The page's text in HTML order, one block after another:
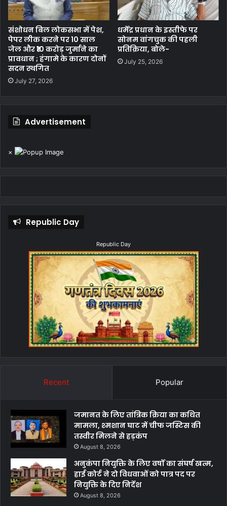
संशोधन बिल लोकसभा में पेश,
पेपर लीक करने पर 10 साल
जेल और ₹10 करोड़ जुर्माने का
प्रावधान ; हंगामे के कारण दोनों
सदन स्थगित
July 27, 2026
धर्मेंद्र प्रधान के इस्तीफे पर
सोनम वांगचुक की पहली
प्रतिक्रिया, बोले-
July 25, 2026
Advertisement
×
Republic Day
Republic Day
Recent Popular
जमानत के लिए तांत्रिक क्रिया का कथित
मामला, श्मशान घाट में चीफ जस्टिस की
तस्वीर मिलने से हड़कंप
August 8, 2026
अनुकंपा नियुक्ति के लिए वर्षों का संघर्ष खत्म,
हाई कोर्ट ने दो विधवाओं को पात्र पद पर
नियुक्ति के दिए निर्देश
August 8, 2026